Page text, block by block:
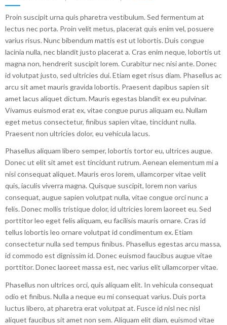
on
Proin suscipit urna quis pharetra vestibulum. Sed fermentum at
lectus nec porta. Proin velit metus, placerat quis enim vel, posuere
varius risus. Nunc bibendum mattis est ut lobortis. Duis congue
lacinia nulla, nec blandit justo placerat a. Cras enim neque, lobortis ut
magna non, hendrerit suscipit lorem. Curabitur nec nisi ante. Donec
id volutpat justo, sed ultricies dui. Etiam eget risus diam. Phasellus ac
arcu sit amet mauris gravida lobortis. Praesent dapibus sapien sit
amet lacus aliquet dictum. Mauris egestas blandit ex eu pulvinar.
Vivamus euismod erat ex, vitae congue purus aliquam eu. Nullam
eget metus consectetur, finibus sapien vitae, tincidunt nulla.
Praesent non ultricies dolor, eu vehicula lacus.
Phasellus aliquam libero semper, lobortis tortor eu, ultrices augue.
Donec ut elit sit amet est tincidunt rutrum. Aenean elementum mi a
nisi consequat aliquet. Mauris eros lorem, ullamcorper vitae velit
quis, iaculis viverra magna. Quisque suscipit, lorem non varius
consequat, augue sapien volutpat nulla, vitae congue orci nunc a
felis. Donec mollis tristique dolor, id ultricies lorem laoreet eu. Sed
porttitor leo eget felis aliquam, eu facilisis mauris ornare. Cras id
tellus lobortis leo ornare volutpat id condimentum ex. Etiam
consectetur nulla sed tempus finibus. Phasellus egestas arcu massa,
id commodo est dignissim id. Donec euismod faucibus augue vitae
porttitor. Donec laoreet massa est, nec varius elit ullamcorper vitae.
Phasellus non ultrices orci, quis aliquam elit. In vehicula consequat
odio et finibus. Nulla a neque eu mi consequat varius. Duis porta
luctus libero, at pharetra erat volutpat at. Fusce id nisl nec nisl
aliquet faucibus sit amet non sem. Aliquam elit diam, euismod vitae